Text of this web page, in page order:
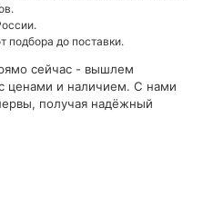
до поставки.
сейчас - вышлем
ценами и наличием. С нами
получая надёжный